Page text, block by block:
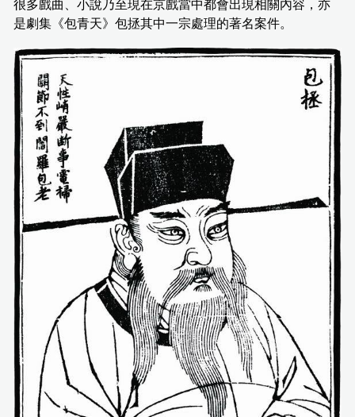
很多戲曲、小說乃至現在京戲當中都會出現相關內容，亦
是劇集《包青天》包拯其中一宗處理的著名案件。